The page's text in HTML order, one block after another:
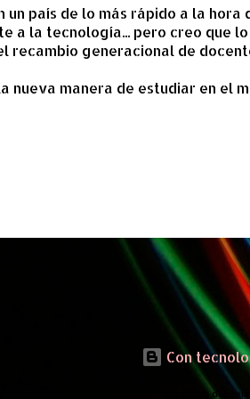
un país de lo más rápido a la
a la tecnología... pero creo que
recambio generacional de
nueva manera de estudiar en el
Con
Imágenes del